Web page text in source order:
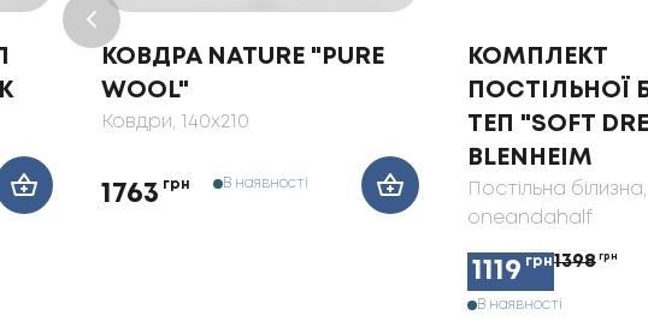
КОВДРА NATURE "PURE
WOOL"
Ковдри, 140x210
1763 грн В наявності
КОМПЛЕКТ
ПОСТІЛЬНОЇ
ТЕП "SOFT
BLENHEIM
Постільна білизна,
oneandahalf
1119 грн1398 грн
В наявності